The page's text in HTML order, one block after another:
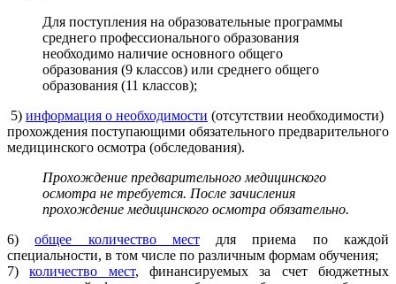
Для поступления на образовательные программы
среднего профессионального образования
необходимо наличие основного общего
образования (9 классов) или среднего общего
образования (11 классов);
5) информация о необходимости (отсутствии необходимости)
прохождения поступающими обязательного предварительного
медицинского осмотра (обследования).
Прохождение предварительного медицинского
осмотра не требуется. После зачисления
прохождение медицинского осмотра обязательно.
6)общее количество местдля приема по каждой
специальности, в том числе по различным формам обучения;
7)количество мест, финансируемых за счет бюджетных